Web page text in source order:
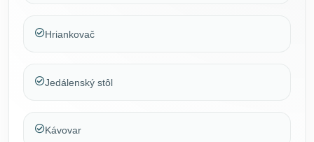
Hriankovač
Jedálenský stôl
Kávovar